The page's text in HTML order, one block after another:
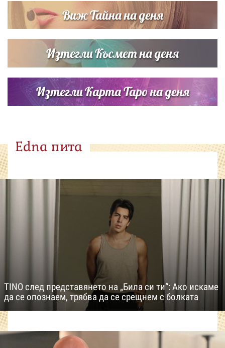
Виж Тайна на деня
Изтегли Късмет на деня
Изтегли Карта Таро на деня
Edna пита
TINO след представянето на „Била си ти“: Ако искаме
да се опознаем, трябва да се срещнем с болката